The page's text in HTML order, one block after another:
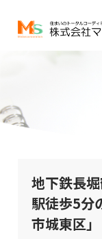
地下鉄長
駅徒歩5分
市城東区」